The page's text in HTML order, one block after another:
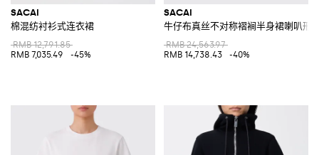
SACAI
棉混纺衬衫式连衣裙
RMB 12,791.85
RMB 7,035.49
-45%
SACAI
牛仔布真丝不对称褶裥半身裙喇叭形
RMB 24,563.97
RMB 14,738.43
-40%